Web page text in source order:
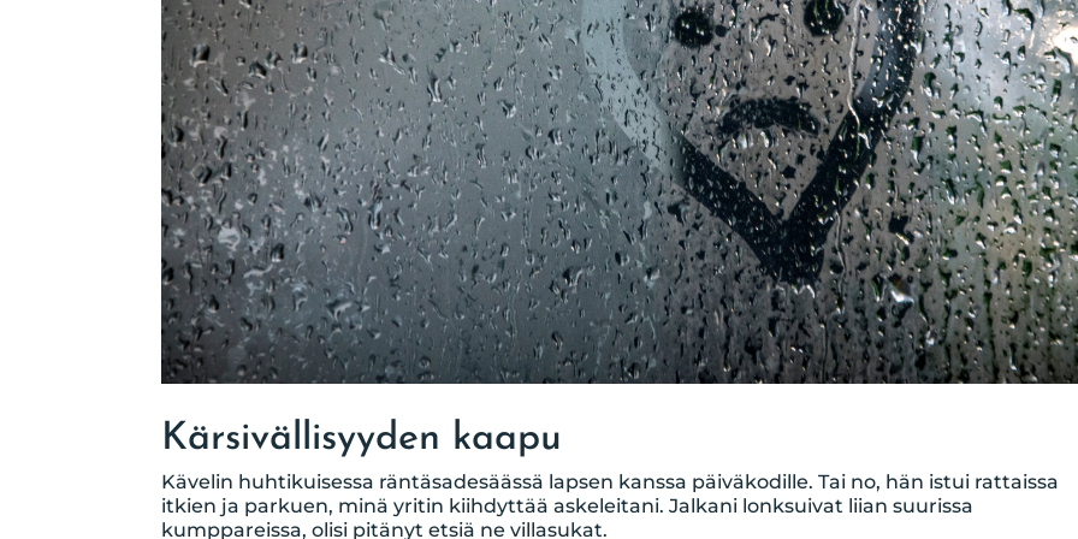
Kärsivällisyyden kaapu
Kävelin huhtikuisessa räntäsadesäässä lapsen kanssa päiväkodille. Tai no, hän istui rattaissa
itkien ja parkuen, minä yritin kiihdyttää askeleitani. Jalkani lonksuivat liian suurissa
kumppareissa, olisi pitänyt etsiä ne villasukat.